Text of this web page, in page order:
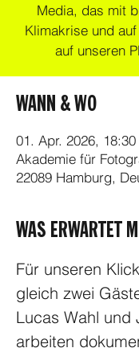
Media, das mit
Klimakrise und
auf unseren
WANN & WO
01. Apr. 2026,
Akademie für
22089 Hamburg,
WAS ERWARTET
Für unseren
gleich zwei
Lucas Wahl und
arbeiten